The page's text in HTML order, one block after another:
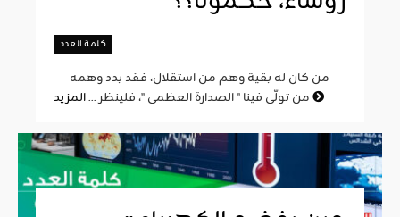
كلمة العدد
من تولّى فينا " الصدارة العظمى "، فلينظر ...